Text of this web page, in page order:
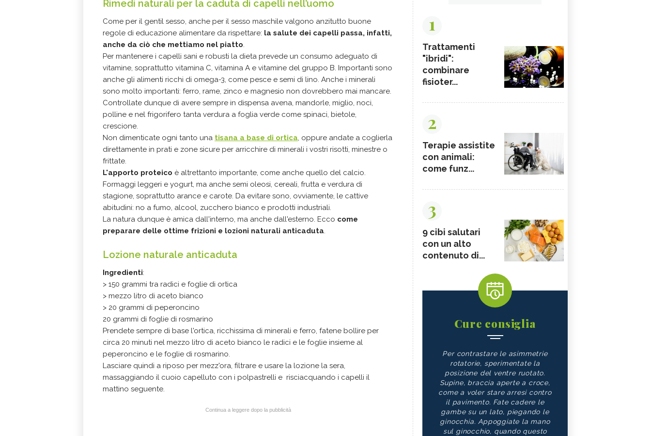
Rimedi naturali per la caduta di capelli nell’uomo
Come per il gentil sesso, anche per il sesso maschile valgono anzitutto buone
regole di educazione alimentare da rispettare: la salute dei capelli passa, infatti,
anche da ciò che mettiamo nel piatto.
Per mantenere i capelli sani e robusti la dieta prevede un consumo adeguato di
vitamine, soprattutto vitamina C, vitamina A e vitamine del gruppo B. Importanti sono
anche gli alimenti ricchi di omega-3, come pesce e semi di lino. Anche i minerali
sono molto importanti: ferro, rame, zinco e magnesio non dovrebbero mai mancare.
Controllate dunque di avere sempre in dispensa avena, mandorle, miglio, noci,
polline e nel frigorifero tanta verdura a foglia verde come spinaci, bietole,
crescione.
Non dimenticate ogni tanto una tisana a base di ortica, oppure andate a coglierla
direttamente in prati e zone sicure per arricchire di minerali i vostri risotti, minestre o
frittate.
L'apporto proteico è altrettanto importante, come anche quello del calcio.
Formaggi leggeri e yogurt, ma anche semi oleosi, cereali, frutta e verdura di
stagione, soprattutto arance e carote. Da evitare sono, ovviamente, le cattive
abitudini: no a fumo, alcool, zucchero bianco e prodotti industriali.
La natura dunque è amica dall'interno, ma anche dall'esterno. Ecco come
preparare delle ottime frizioni e lozioni naturali anticaduta.
Lozione naturale anticaduta
Ingredienti:
> 150 grammi tra radici e foglie di ortica
> mezzo litro di aceto bianco
> 20 grammi di peperoncino
20 grammi di foglie di rosmarino
Prendete sempre di base l'ortica, ricchissima di minerali e ferro, fatene bollire per
circa 20 minuti nel mezzo litro di aceto bianco le radici e le foglie insieme al
peperoncino e le foglie di rosmarino.
Lasciare quindi a riposo per mezz'ora, filtrare e usare la lozione la sera,
massaggiando il cuoio capelluto con i polpastrelli e risciacquando i capelli il
mattino seguente.
Continua a leggere dopo la pubblicità
1
Trattamenti
"ibridi":
combinare
fisioter...
2
Terapie assistite
con animali:
come funz...
3
9 cibi salutari
con un alto
contenuto di...
Cure consiglia
Per contrastare le asimmetrie
rotatorie, sperimentate la
posizione del ventre ruotato.
Supine, braccia aperte a croce,
come a voler stare arresi contro
il pavimento. Fate cadere le
gambe su un lato, piegando le
ginocchia. Appoggiate la mano
sul ginocchio, quando questo